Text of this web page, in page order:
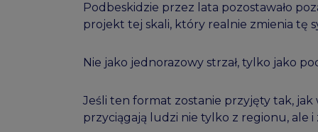
Podbeskidzie przez lata pozostawało
projekt tej skali, który realnie zmienia tę
Nie jako jednorazowy strzał, tylko jako
Jeśli ten format zostanie przyjęty tak, jak
przyciągają ludzi nie tylko z regionu, ale i